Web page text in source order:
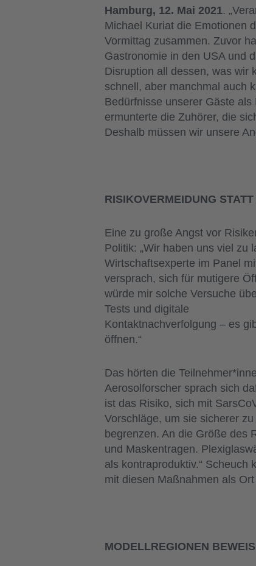
Hamburg, 12. Mai 2021.
Michael Kuriat die Emotionen
Vormittag zusammen. Zuvor
Gastronomie in den USA und
Disruption all dessen, was wir
schnell, aber manchmal auch
Bedürfnisse unserer Gäste
ermunterte die Zuhörer, die
Deshalb müssen wir unsere
RISIKOVERMEIDUNG
Eine zu große Angst vor
Politik: „Wir haben uns viel zu
Wirtschaftsexperte im Panel
versprach, sich für mutigere
würde mir solche Versuche
Tests und digitale
Kontaktnachverfolgung – es
öffnen.“
Das hörten die
Aerosolforscher sprach sich
ist das Risiko, sich mit
Vorschläge, um sie sicherer
begrenzen. An die Größe des
und Maskentragen.
als kontraproduktiv.“
mit diesen Maßnahmen als
MODELLREGIONEN